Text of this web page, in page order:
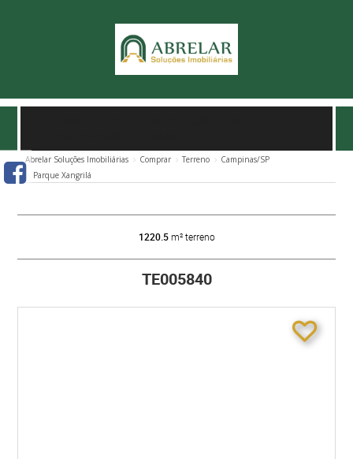
Abrelar Soluções Imobiliárias Comprar Terreno
Campinas/SP
Parque Xangrilá
1220.5m² terreno
TE005840